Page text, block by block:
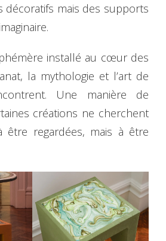
décoratifs mais des supports
installé au cœur des
la mythologie et l’art de
Une manière de
créations ne cherchent
être regardées, mais à être